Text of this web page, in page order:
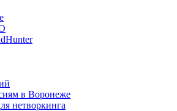
в Воронеже
нетворкинга